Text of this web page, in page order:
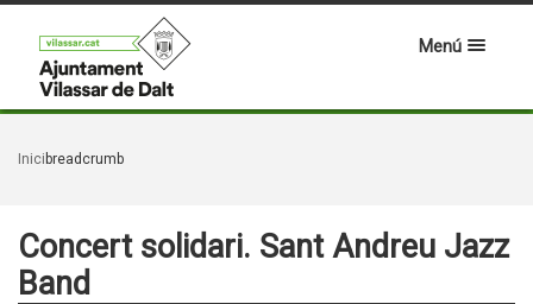
Menú
Inici breadcrumb
Concert solidari. Sant Andreu Jazz
Band